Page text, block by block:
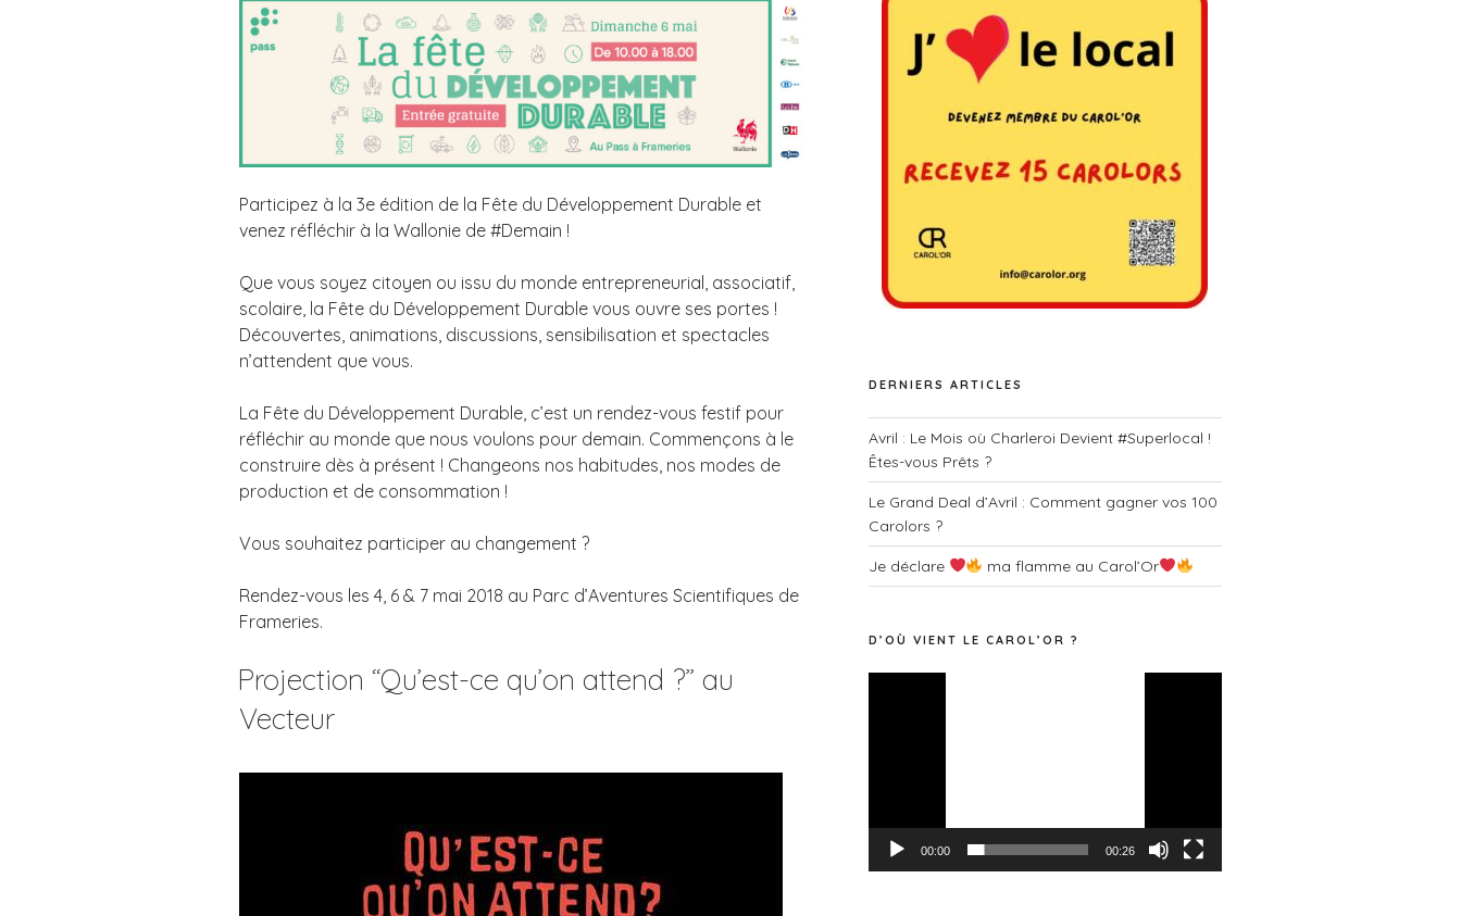
Participez à la 3e édition de la Fête du Développement Durable et
venez réfléchir à la Wallonie de #Demain !
Que vous soyez citoyen ou issu du monde entrepreneurial, associatif,
scolaire, la Fête du Développement Durable vous ouvre ses portes !
Découvertes, animations, discussions, sensibilisation et spectacles
n’attendent que vous.
La Fête du Développement Durable, c’est un rendez-vous festif pour
réfléchir au monde que nous voulons pour demain. Commençons à le
construire dès à présent ! Changeons nos habitudes, nos modes de
production et de consommation !
Vous souhaitez participer au changement ?
Rendez-vous les 4, 6 & 7 mai 2018 au Parc d’Aventures Scientifiques de
Frameries.
Projection “Qu’est-ce qu’on attend ?” au
Vecteur
DERNIERS ARTICLES
Avril : Le Mois où Charleroi Devient #Superlocal !
Êtes-vous Prêts ?
Le Grand Deal d’Avril : Comment gagner vos 100
Carolors ?
Je déclare ma flamme au Carol’Or
D’OÙ VIENT LE CAROL’OR ?
00:00 00:26